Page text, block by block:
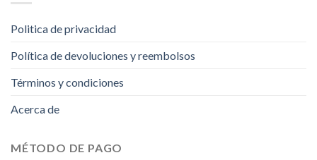
Politica de privacidad
Política de devoluciones y reembolsos
Términos y condiciones
Acerca de
MÉTODO DE PAGO